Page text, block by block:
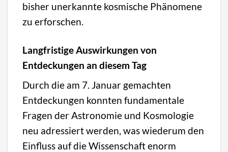
bisher unerkannte kosmische Phänomene
zu erforschen.
Langfristige Auswirkungen von
Entdeckungen an diesem Tag
Durch die am 7. Januar gemachten
Entdeckungen konnten fundamentale
Fragen der Astronomie und Kosmologie
neu adressiert werden, was wiederum den
Einfluss auf die Wissenschaft enorm